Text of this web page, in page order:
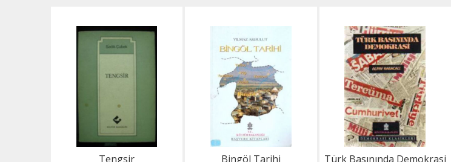
Tengsir Bingöl Tarihi Türk Basınında Demokrasi